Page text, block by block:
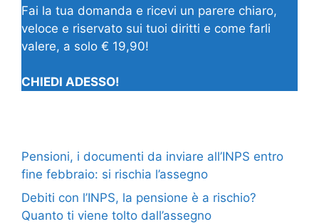
Fai la tua domanda e ricevi un parere chiaro,
veloce e riservato sui tuoi diritti e come farli
valere, a solo € 19,90!
CHIEDI ADESSO!
Pensioni, i documenti da inviare all’INPS entro
fine febbraio: si rischia l’assegno
Debiti con l’INPS, la pensione è a rischio?
Quanto ti viene tolto dall’assegno